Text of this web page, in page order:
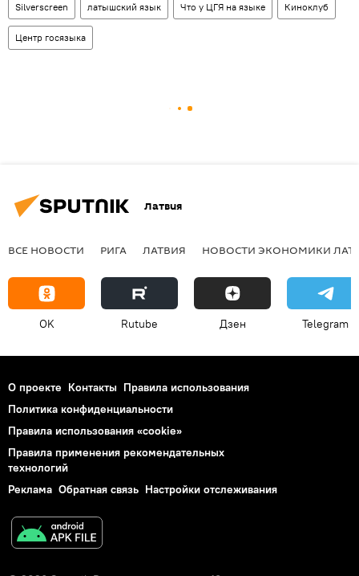
Silverscreen латышский язык Что у ЦГЯ на языке Киноклуб
Центр госязыка
Латвия
ВСЕ НОВОСТИ РИГА ЛАТВИЯ НОВОСТИ ЭКОНОМИКИ
OK Rutube Дзен Telegram
О проекте Контакты Правила использования
Политика конфиденциальности
Правила использования «cookie»
Правила применения рекомендательных
технологий
Реклама Обратная связь Настройки отслеживания